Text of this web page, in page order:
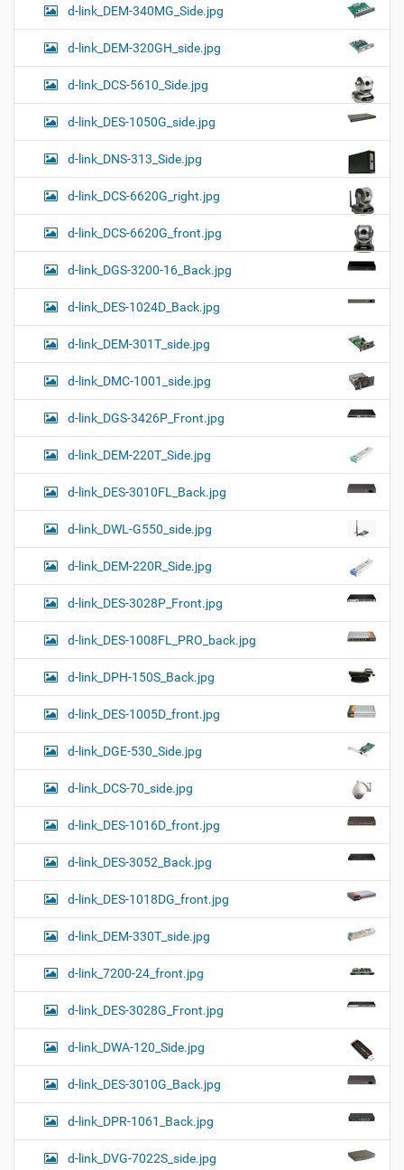
d-link_DEM-340MG_Side.jpg
d-link_DEM-320GH_side.jpg
d-link_DCS-5610_Side.jpg
d-link_DES-1050G_side.jpg
d-link_DNS-313_Side.jpg
d-link_DCS-6620G_right.jpg
d-link_DCS-6620G_front.jpg
d-link_DGS-3200-16_Back.jpg
d-link_DES-1024D_Back.jpg
d-link_DEM-301T_side.jpg
d-link_DMC-1001_side.jpg
d-link_DGS-3426P_Front.jpg
d-link_DEM-220T_Side.jpg
d-link_DES-3010FL_Back.jpg
d-link_DWL-G550_side.jpg
d-link_DEM-220R_Side.jpg
d-link_DES-3028P_Front.jpg
d-link_DES-1008FL_PRO_back.jpg
d-link_DPH-150S_Back.jpg
d-link_DES-1005D_front.jpg
d-link_DGE-530_Side.jpg
d-link_DCS-70_side.jpg
d-link_DES-1016D_front.jpg
d-link_DES-3052_Back.jpg
d-link_DES-1018DG_front.jpg
d-link_DEM-330T_side.jpg
d-link_7200-24_front.jpg
d-link_DES-3028G_Front.jpg
d-link_DWA-120_Side.jpg
d-link_DES-3010G_Back.jpg
d-link_DPR-1061_Back.jpg
d-link_DVG-7022S_side.jpg